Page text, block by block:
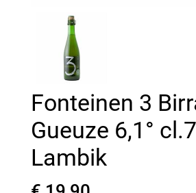
Fonteinen 3
Gueuze 6,1°
Lambik